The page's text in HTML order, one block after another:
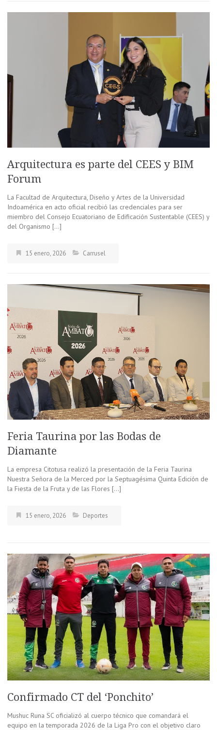
Arquitectura es parte del CEES y BIM
Forum
La Facultad de Arquitectura, Diseño y Artes de la Universidad
Indoamérica en acto oficial recibió las credenciales para ser
miembro del Consejo Ecuatoriano de Edificación Sustentable (CEES) y
del Organismo […]
15 enero, 2026 Carrusel
Feria Taurina por las Bodas de
Diamante
La empresa Citotusa realizó la presentación de la Feria Taurina
Nuestra Señora de la Merced por la Septuagésima Quinta Edición de
la Fiesta de la Fruta y de las Flores […]
15 enero, 2026 Deportes
Confirmado CT del ‘Ponchito’
Mushuc Runa SC oficializó al cuerpo técnico que comandará el
equipo en la temporada 2026 de la Liga Pro con el objetivo claro